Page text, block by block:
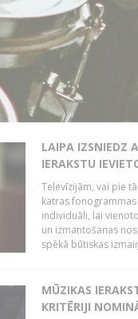
LAIPA IZSNIEDZ
IERAKSTU
Televīzijām, vai pie
katras
individuāli, lai
un izmantošanas
spēkā būtiskas
MŪZIKAS
KRITĒRIJI